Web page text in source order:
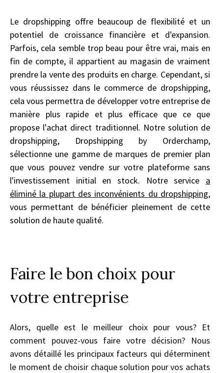
Le dropshipping offre beaucoup de flexibilité et un
potentiel de croissance financière et d'expansion.
Parfois, cela semble trop beau pour être vrai, mais en
fin de compte, il appartient au magasin de vraiment
prendre la vente des produits en charge. Cependant, si
vous réussissez dans le commerce de dropshipping,
cela vous permettra de développer votre entreprise de
manière plus rapide et plus efficace que ce que
propose l'achat direct traditionnel. Notre solution de
dropshipping, Dropshipping by Orderchamp,
sélectionne une gamme de marques de premier plan
que vous pouvez vendre sur votre plateforme sans
l'investissement initial en stock. Notre service a
éliminé la plupart des inconvénients du dropshipping,
vous permettant de bénéficier pleinement de cette
solution de haute qualité.
Faire le bon choix pour
votre entreprise
Alors, quelle est le meilleur choix pour vous? Et
comment pouvez-vous faire votre décision? Nous
avons détaillé les principaux facteurs qui déterminent
le moment de choisir chaque solution pour vos achats